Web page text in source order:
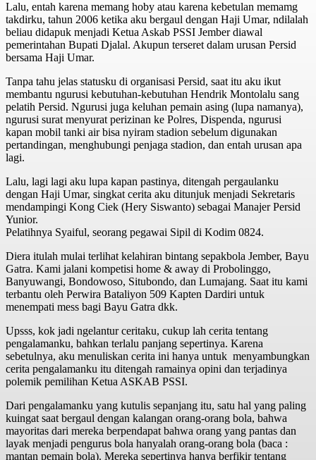
Lalu, entah karena memang hoby atau karena kebetulan memamg
takdirku, tahun 2006 ketika aku bergaul dengan Haji Umar, ndilalah
beliau didapuk menjadi Ketua Askab PSSI Jember diawal
pemerintahan Bupati Djalal. Akupun terseret dalam urusan Persid
bersama Haji Umar.
Tanpa tahu jelas statusku di organisasi Persid, saat itu aku ikut
membantu ngurusi kebutuhan-kebutuhan Hendrik Montolalu sang
pelatih Persid. Ngurusi juga keluhan pemain asing (lupa namanya),
ngurusi surat menyurat perizinan ke Polres, Dispenda, ngurusi
kapan mobil tanki air bisa nyiram stadion sebelum digunakan
pertandingan, menghubungi penjaga stadion, dan entah urusan apa
lagi.
Lalu, lagi lagi aku lupa kapan pastinya, ditengah pergaulanku
dengan Haji Umar, singkat cerita aku ditunjuk menjadi Sekretaris
mendampingi Kong Ciek (Hery Siswanto) sebagai Manajer Persid
Yunior.
Pelatihnya Syaiful, seorang pegawai Sipil di Kodim 0824.
Diera itulah mulai terlihat kelahiran bintang sepakbola Jember, Bayu
Gatra. Kami jalani kompetisi home & away di Probolinggo,
Banyuwangi, Bondowoso, Situbondo, dan Lumajang. Saat itu kami
terbantu oleh Perwira Bataliyon 509 Kapten Dardiri untuk
menempati mess bagi Bayu Gatra dkk.
Upsss, kok jadi ngelantur ceritaku, cukup lah cerita tentang
pengalamanku, bahkan terlalu panjang sepertinya. Karena
sebetulnya, aku menuliskan cerita ini hanya untuk menyambungkan
cerita pengalamanku itu ditengah ramainya opini dan terjadinya
polemik pemilihan Ketua ASKAB PSSI.
Dari pengalamanku yang kutulis sepanjang itu, satu hal yang paling
kuingat saat bergaul dengan kalangan orang-orang bola, bahwa
mayoritas dari mereka berpendapat bahwa orang yang pantas dan
layak menjadi pengurus bola hanyalah orang-orang bola (baca :
mantan pemain bola). Mereka sepertinya hanya berfikir tentang